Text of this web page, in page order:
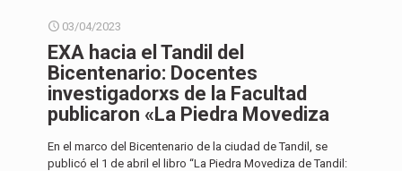
03/04/2023
EXA hacia el Tandil del
Bicentenario: Docentes
investigadorxs de la Facultad
publicaron «La Piedra Movediza
En el marco del Bicentenario de la ciudad de Tandil, se
publicó el 1 de abril el libro “La Piedra Movediza de Tandil: